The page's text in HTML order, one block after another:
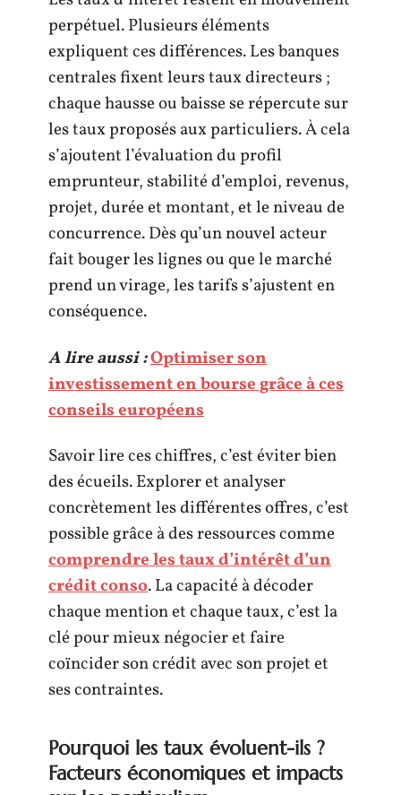
perpétuel. Plusieurs éléments
expliquent ces différences. Les banques
centrales fixent leurs taux directeurs ;
chaque hausse ou baisse se répercute sur
les taux proposés aux particuliers. À cela
s’ajoutent l’évaluation du profil
emprunteur, stabilité d’emploi, revenus,
projet, durée et montant, et le niveau de
concurrence. Dès qu’un nouvel acteur
fait bouger les lignes ou que le marché
prend un virage, les tarifs s’ajustent en
conséquence.
A lire aussi :Optimiser son
investissement en bourse grâce à ces
conseils européens
Savoir lire ces chiffres, c’est éviter bien
des écueils. Explorer et analyser
concrètement les différentes offres, c’est
possible grâce à des ressources comme
comprendre les taux d’intérêt d’un
crédit conso. La capacité à décoder
chaque mention et chaque taux, c’est la
clé pour mieux négocier et faire
coïncider son crédit avec son projet et
ses contraintes.
Pourquoi les taux évoluent-ils ?
Facteurs économiques et impacts